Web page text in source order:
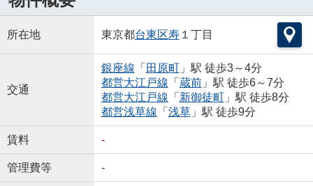
所在地 東京都台東区寿１丁目
交通
銀座線 「 田原町」駅 徒歩3～4分
都営大江戸線 「 蔵前」駅 徒歩6～7分
都営大江戸線 「 新御徒町」駅 徒歩8分
都営浅草線 「 浅草」駅 徒歩9分
賃料 -
管理費等 -